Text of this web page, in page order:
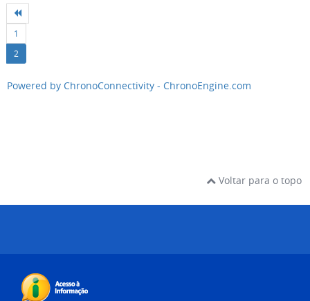
1
2
Powered by ChronoConnectivity - ChronoEngine.com
Voltar para o topo